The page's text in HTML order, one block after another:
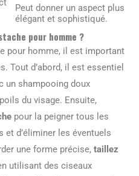
Peut donner un aspect plus
élégant et sophistiqué.
pour homme ?
pour homme, il est important
Tout d’abord, il est essentiel
un shampooing doux
du visage. Ensuite,
pour la peigner tous les
et d’éliminer les éventuels
une forme précise, taillez
utilisant des ciseaux